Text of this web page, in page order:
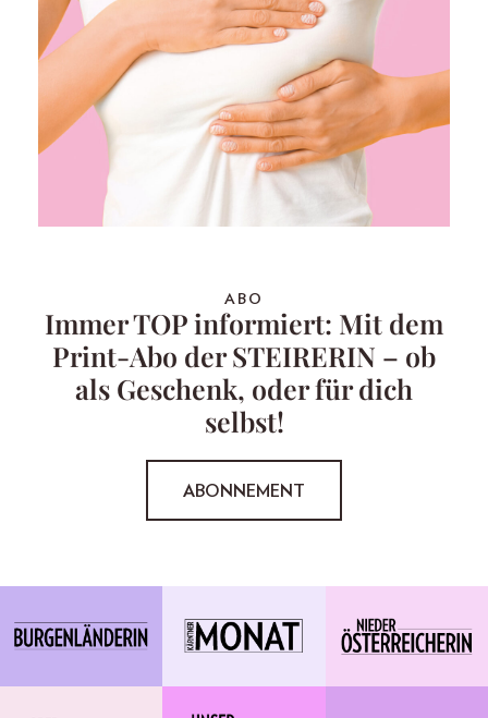
ABO
Immer TOP informiert: Mit dem
Print-Abo der STEIRERIN – ob
als Geschenk, oder für dich
selbst!
ABONNEMENT